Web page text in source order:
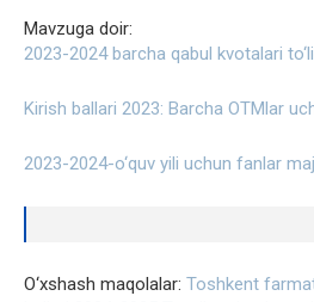
Mavzuga doir:
2023-2024 barcha qabul kvotalari
Kirish ballari 2023: Barcha OTMlar
2023-2024-o‘quv yili uchun fanlar
O‘xshash maqolalar: Toshkent